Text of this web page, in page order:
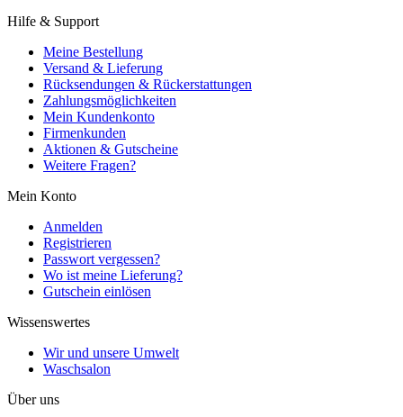
Hilfe & Support
Meine Bestellung
Versand & Lieferung
Rücksendungen & Rückerstattungen
Zahlungsmöglichkeiten
Mein Kundenkonto
Firmenkunden
Aktionen & Gutscheine
Weitere Fragen?
Mein Konto
Anmelden
Registrieren
Passwort vergessen?
Wo ist meine Lieferung?
Gutschein einlösen
Wissenswertes
Wir und unsere Umwelt
Waschsalon
Über uns